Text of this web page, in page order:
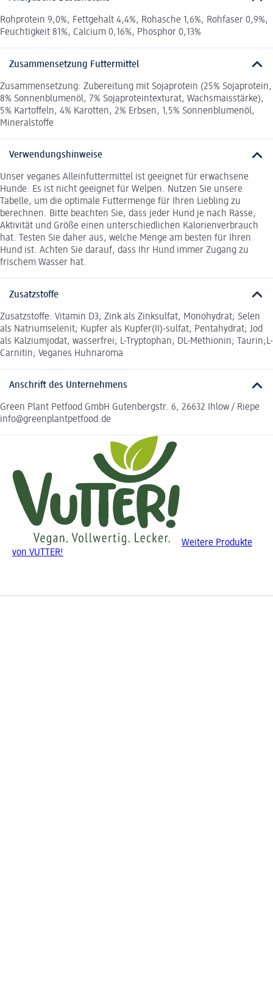
Rohprotein 9,0%, Fettgehalt 4,4%, Rohasche 1,6%, Rohfaser 0,9%,
Feuchtigkeit 81%, Calcium 0,16%, Phosphor 0,13%
Zusammensetzung Futtermittel
Zusammensetzung: Zubereitung mit Sojaprotein (25% Sojaprotein,
8% Sonnenblumenöl, 7% Sojaproteintexturat, Wachsmaisstärke),
5% Kartoffeln, 4% Karotten, 2% Erbsen, 1,5% Sonnenblumenöl,
Mineralstoffe
Verwendungshinweise
Unser veganes Alleinfuttermittel ist geeignet für erwachsene
Hunde. Es ist nicht geeignet für Welpen. Nutzen Sie unsere
Tabelle, um die optimale Futtermenge für Ihren Liebling zu
berechnen. Bitte beachten Sie, dass jeder Hund je nach Rasse,
Aktivität und Größe einen unterschiedlichen Kalorienverbrauch
hat. Testen Sie daher aus, welche Menge am besten für Ihren
Hund ist. Achten Sie darauf, dass Ihr Hund immer Zugang zu
frischem Wasser hat.
Zusatzstoffe
Zusatzstoffe: Vitamin D3; Zink als Zinksulfat, Monohydrat; Selen
als Natriumselenit; Kupfer als Kupfer(II)-sulfat, Pentahydrat; Jod
als Kalziumjodat, wasserfrei; L-Tryptophan; DL-Methionin; Taurin;L-
Carnitin; Veganes Huhnaroma
Anschrift des Unternehmens
Green Plant Petfood GmbH Gutenbergstr. 6, 26632 Ihlow / Riepe
info@greenplantpetfood.de
Weitere Produkte
von VUTTER!